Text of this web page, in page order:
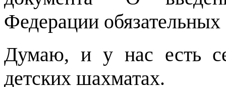
Федерации
Думаю, и у нас есть
детских шахматах.